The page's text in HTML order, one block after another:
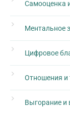
Самооценка
Ментальное
Цифровое
Отношения и
Выгорание и